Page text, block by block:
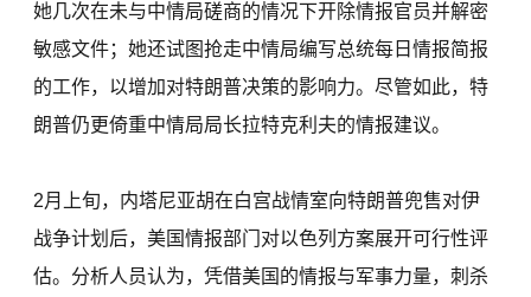
她几次在未与中情局磋商的情况下开除情报官员并解密
敏感文件；她还试图抢走中情局编写总统每日情报简报
的工作，以增加对特朗普决策的影响力。尽管如此，特
朗普仍更倚重中情局局长拉特克利夫的情报建议。
2月上旬，内塔尼亚胡在白宫战情室向特朗普兜售对伊
战争计划后，美国情报部门对以色列方案展开可行性评
估。分析人员认为，凭借美国的情报与军事力量，刺杀